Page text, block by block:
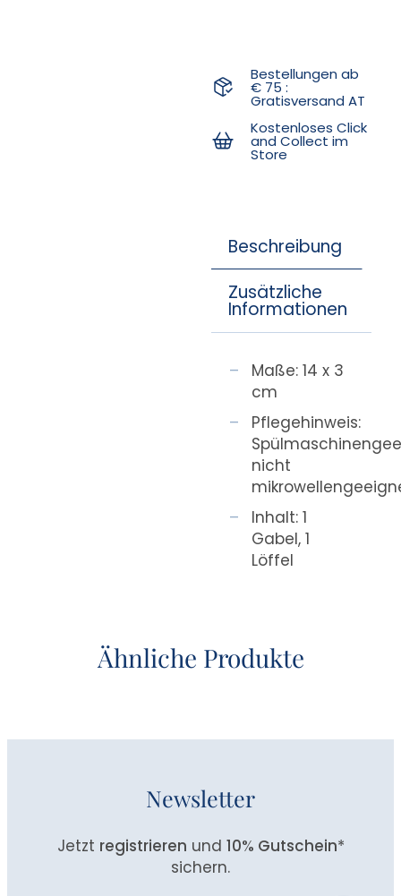
Bestellungen ab
€ 75 :
Gratisversand AT
Kostenloses Click
and Collect im
Store
Beschreibung
Zusätzliche
Informationen
Maße: 14 x 3
cm
Pflegehinweis:
nicht
Inhalt: 1
Gabel, 1
Löffel
Ähnliche Produkte
Newsletter
Jetzt registrieren und 10% Gutschein*
sichern.